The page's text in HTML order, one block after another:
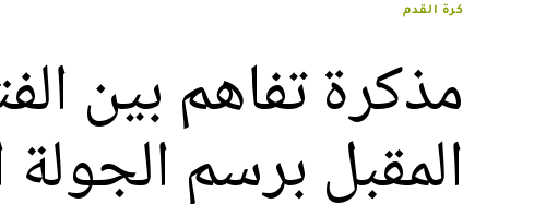
كرة القدم
مذكرة تفاهم بين
المقبل برسم الجولة